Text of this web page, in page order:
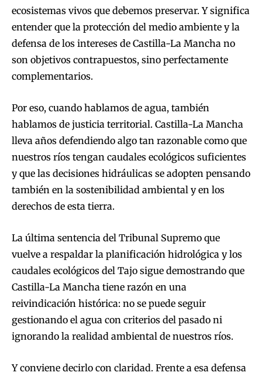
ecosistemas vivos que debemos preservar. Y significa
entender que la protección del medio ambiente y la
defensa de los intereses de Castilla-La Mancha no
son objetivos contrapuestos, sino perfectamente
complementarios.
Por eso, cuando hablamos de agua, también
hablamos de justicia territorial. Castilla-La Mancha
lleva años defendiendo algo tan razonable como que
nuestros ríos tengan caudales ecológicos suficientes
y que las decisiones hidráulicas se adopten pensando
también en la sostenibilidad ambiental y en los
derechos de esta tierra.
La última sentencia del Tribunal Supremo que
vuelve a respaldar la planificación hidrológica y los
caudales ecológicos del Tajo sigue demostrando que
Castilla-La Mancha tiene razón en una
reivindicación histórica: no se puede seguir
gestionando el agua con criterios del pasado ni
ignorando la realidad ambiental de nuestros ríos.
Y conviene decirlo con claridad. Frente a esa defensa